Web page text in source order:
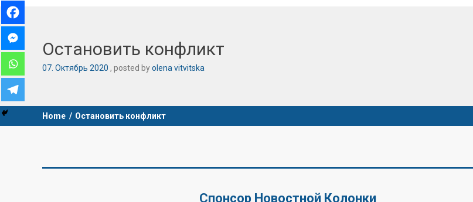
Остановить конфликт
07 Октябрь 2020 posted byolena vitvitska
Home / Остановить конфликт
Спонсор Новостной Колонки